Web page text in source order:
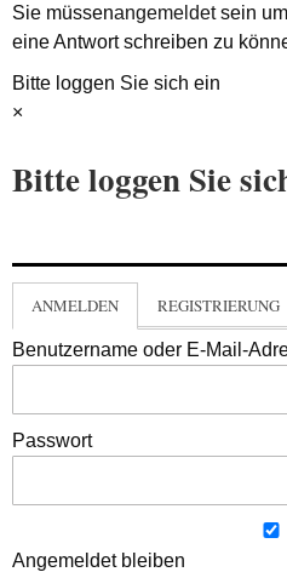
Sie müssenangemeldetsein
eine Antwort schreiben zu
Bitte loggen Sie sich ein
×
Bitte loggen Sie
ANMELDEN REGISTRIERUNG
Benutzername oder E-Mail-
Passwort
Angemeldet bleiben